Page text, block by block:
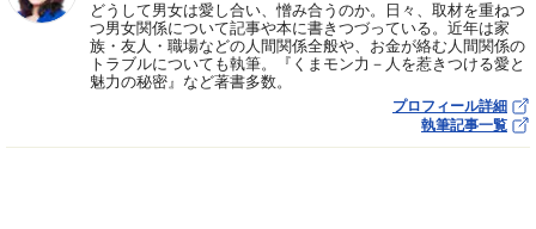
どうして男女は愛し合い、憎み合うのか。日々、取材を重ねつ
つ男女関係について記事や本に書きつづっている。近年は家
族・友人・職場などの人間関係全般や、お金が絡む人間関係の
トラブルについても執筆。『くまモン力－人を惹きつける愛と
魅力の秘密』など著書多数。
プロフィール詳細
執筆記事一覧